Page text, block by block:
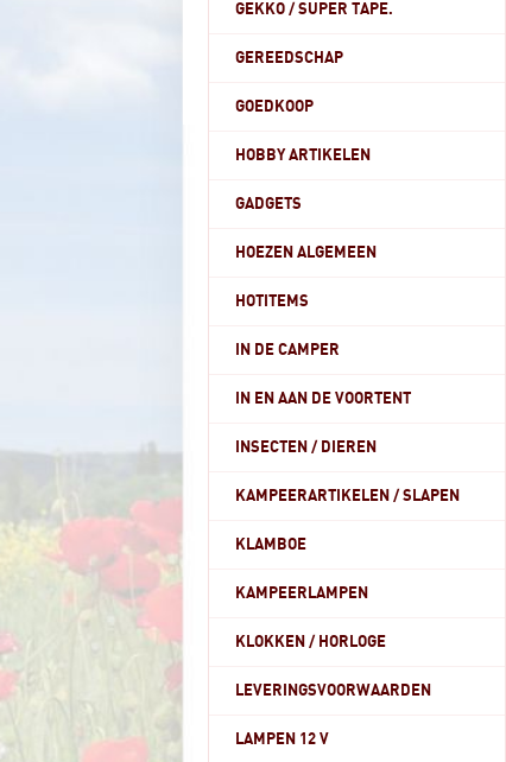
GEKKO / SUPER TAPE.
GEREEDSCHAP
GOEDKOOP
HOBBY ARTIKELEN
GADGETS
HOEZEN ALGEMEEN
HOTITEMS
IN DE CAMPER
IN EN AAN DE VOORTENT
INSECTEN / DIEREN
KAMPEERARTIKELEN / SLAPEN
KLAMBOE
KAMPEERLAMPEN
KLOKKEN / HORLOGE
LEVERINGSVOORWAARDEN
LAMPEN 12 V